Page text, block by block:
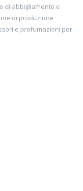
di abbigliamento e
di produzione
e profumazioni per